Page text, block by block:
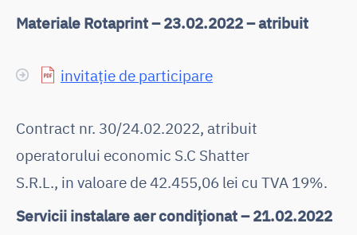
Materiale Rotaprint – 23.02.2022 – atribuit
invitație de participare
Contract nr. 30/24.02.2022, atribuit
operatorului economic S.C Shatter
S.R.L., in valoare de 42.455,06 lei cu TVA 19%.
Servicii instalare aer condiționat – 21.02.2022